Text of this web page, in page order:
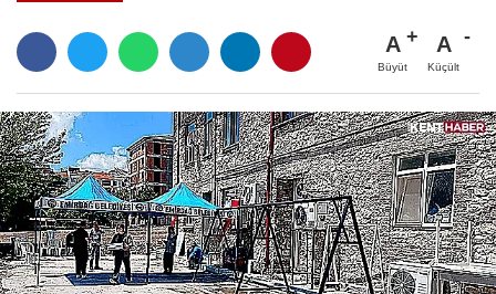
A
Büyüt
A
Küçült